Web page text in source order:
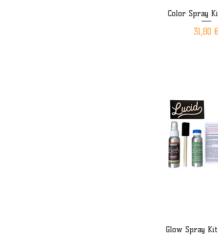
Aperçu
Color Spray
Prix
31,80 €
Aperçu
Glow Spray